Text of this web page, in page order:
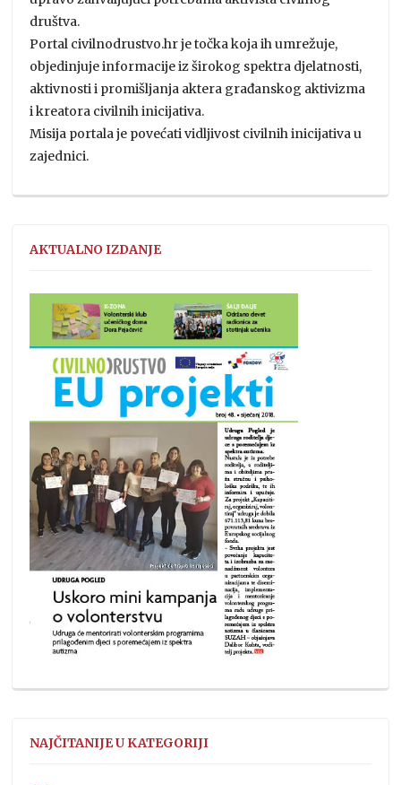
društva.
Portal civilnodrustvo.hr je točka koja ih umrežuje,
objedinjuje informacije iz širokog spektra djelatnosti,
aktivnosti i promišljanja aktera građanskog aktivizma
i kreatora civilnih inicijativa.
Misija portala je povećati vidljivost civilnih inicijativa u
zajednici.
AKTUALNO IZDANJE
NAJČITANIJE U KATEGORIJI